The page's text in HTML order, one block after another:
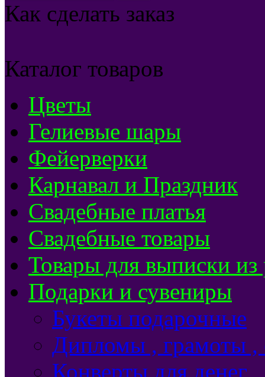
Как сделать заказ
Каталог товаров
Цветы
Гелиевые шары
Фейерверки
Карнавал и Праздник
Свадебные платья
Свадебные товары
Товары для выписки из
Подарки и сувениры
Букеты подарочные
Дипломы , грамоты ,
Конверты для денег